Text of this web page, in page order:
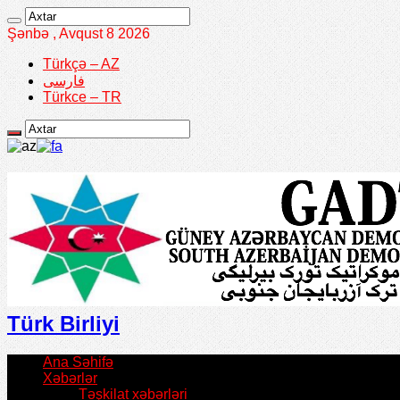
Şənbə , Avqust 8 2026
Türkçə – AZ
فارسی
Türkce – TR
Türk Birliyi
Ana Səhifə
Xəbərlər
Təşkilat xəbərləri